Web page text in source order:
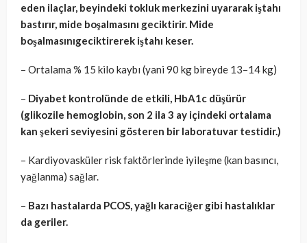
eden ilaçlar, beyindeki tokluk merkezini uyararak iştahı
bastırır, mide boşalmasını geciktirir. Mide
boşalmasınıgeciktirerek iştahı keser.
– Ortalama % 15 kilo kaybı (yani 90 kg bireyde 13–14 kg)
– Diyabet kontrolünde de etkili, HbA1c düşürür
(glikozile hemoglobin, son 2 ila 3 ay içindeki ortalama
kan şekeri seviyesini gösteren bir laboratuvar testidir.)
– Kardiyovasküler risk faktörlerinde iyileşme (kan basıncı,
yağlanma) sağlar.
– Bazı hastalarda PCOS, yağlı karaciğer gibi hastalıklar
da geriler.